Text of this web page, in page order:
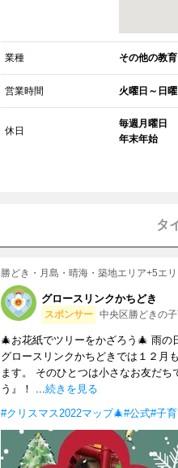
業種 その他の教
営業時間 火曜日～日
休日
毎週月曜日
年末年始
タ
勝どき・月島・晴海・築地エリア+5エ
グロースリンクかちどき
スポンサー 中央区勝どきの
🎄お花紙でツリーをかざろう🎄 雨の
グロースリンクかちどきでは１２月
ます。 そのひとつは小さなお友だ
う』！ ... 続きを見る
#クリスマス2022マップ🎄#公式#子